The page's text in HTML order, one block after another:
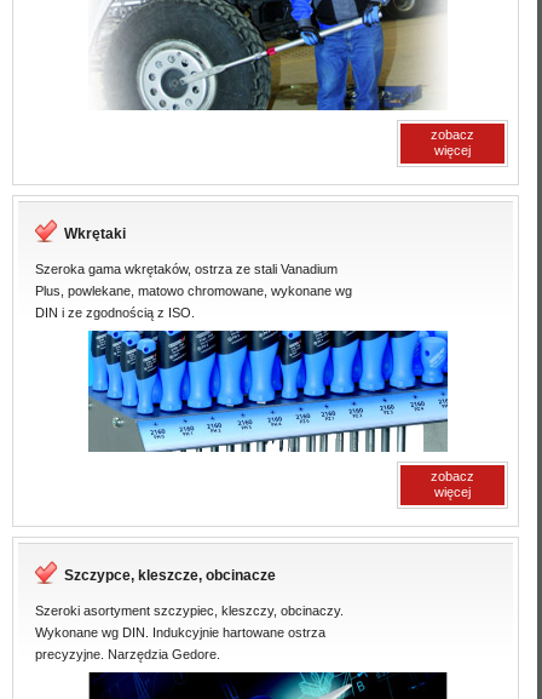
zobacz
więcej
Wkrętaki
Szeroka gama wkrętaków, ostrza ze stali Vanadium
Plus, powlekane, matowo chromowane, wykonane wg
DIN i ze zgodnością z ISO.
zobacz
więcej
Szczypce, kleszcze, obcinacze
Szeroki asortyment szczypiec, kleszczy, obcinaczy.
Wykonane wg DIN. Indukcyjnie hartowane ostrza
precyzyjne. Narzędzia Gedore.